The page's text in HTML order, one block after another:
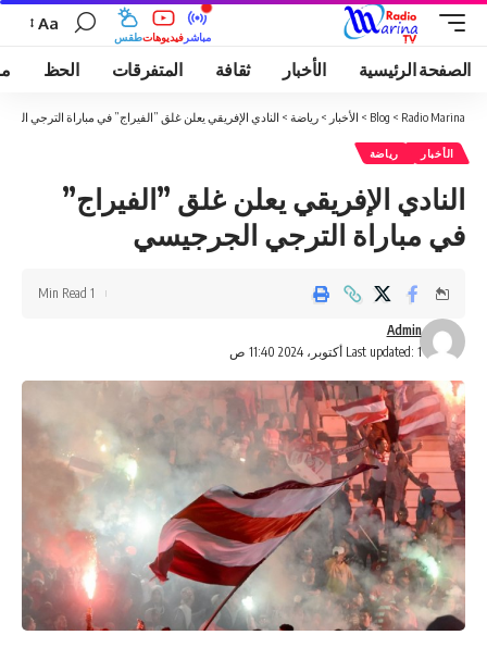
طقسفيديوهات مباشر
Aa
الصفحة الرئيسية الأخبار ثقافة المتفرقات الحظ
Radio Marina
>
Blog
> الأخبار > رياضة > النادي الإفريقي يعلن غلق ”الفيراج” في مباراة الترجي
الأخبار رياضة
النادي الإفريقي يعلن غلق ”الفيراج”
في مباراة الترجي الجرجيسي
Last updated: 1 أكتوبر، 2024 11:40 ص
Admin
1 Min Read